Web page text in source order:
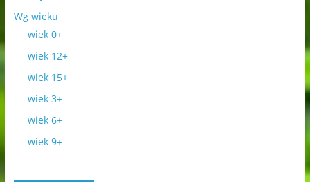
Wg wieku
wiek 0+
wiek 12+
wiek 15+
wiek 3+
wiek 6+
wiek 9+